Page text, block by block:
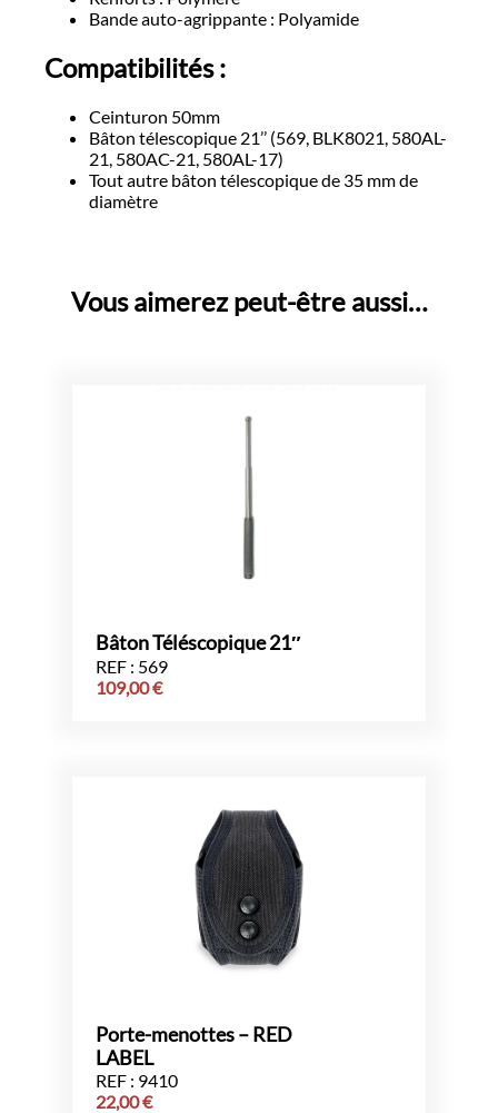
Bande auto-agrippante : Polyamide
Compatibilités :
Ceinturon 50mm
Bâton télescopique 21’’ (569, BLK8021, 580AL-
21, 580AC-21, 580AL-17)
Tout autre bâton télescopique de 35 mm de
diamètre
Vous aimerez peut-être aussi…
Bâton Téléscopique 21″
REF : 569
109,00€
Porte-menottes – RED
LABEL
REF : 9410
22,00€